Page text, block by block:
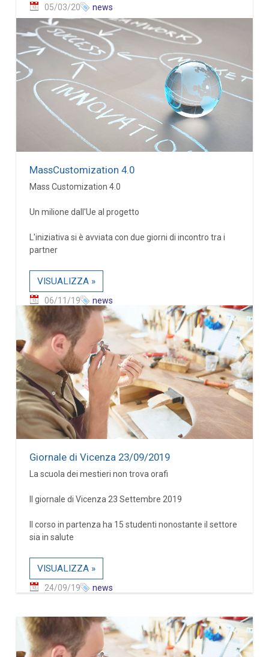
05/03/20 news
MassCustomization 4.0
Mass Customization 4.0
Un milione dall'Ue al progetto
L'iniziativa si è avviata con due giorni di incontro tra i
partner
VISUALIZZA »
06/11/19 news
Giornale di Vicenza 23/09/2019
La scuola dei mestieri non trova orafi
Il giornale di Vicenza 23 Settembre 2019
Il corso in partenza ha 15 studenti nonostante il settore
sia in salute
VISUALIZZA »
24/09/19 news